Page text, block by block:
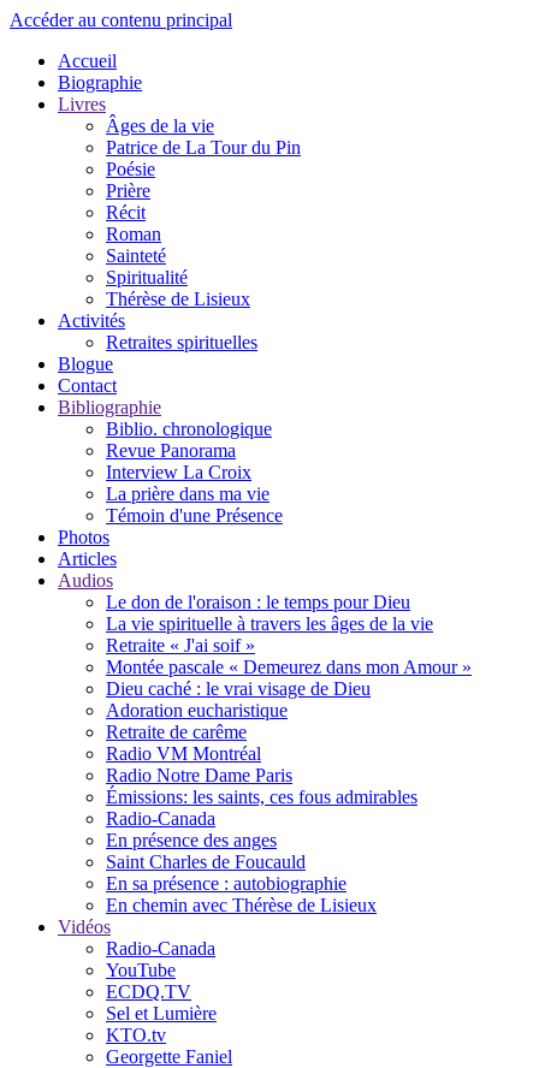
Accéder au contenu principal
Accueil
Biographie
Livres
Âges de la vie
Patrice de La Tour du Pin
Poésie
Prière
Récit
Roman
Sainteté
Spiritualité
Thérèse de Lisieux
Activités
Retraites spirituelles
Blogue
Contact
Bibliographie
Biblio. chronologique
Revue Panorama
Interview La Croix
La prière dans ma vie
Témoin d'une Présence
Photos
Articles
Audios
Le don de l'oraison : le temps pour Dieu
La vie spirituelle à travers les âges de la vie
Retraite « J'ai soif »
Montée pascale « Demeurez dans mon Amour »
Dieu caché : le vrai visage de Dieu
Adoration eucharistique
Retraite de carême
Radio VM Montréal
Radio Notre Dame Paris
Émissions: les saints, ces fous admirables
Radio-Canada
En présence des anges
Saint Charles de Foucauld
En sa présence : autobiographie
En chemin avec Thérèse de Lisieux
Vidéos
Radio-Canada
YouTube
ECDQ.TV
Sel et Lumière
KTO.tv
Georgette Faniel